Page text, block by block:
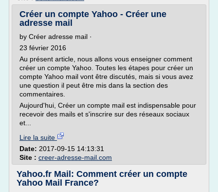
Créer un compte Yahoo - Créer une
adresse mail
by Créer adresse mail ·
23 février 2016
Au présent article, nous allons vous enseigner comment
créer un compte Yahoo. Toutes les étapes pour créer un
compte Yahoo mail vont être discutés, mais si vous avez
une question il peut être mis dans la section des
commentaires.
Aujourd'hui, Créer un compte mail est indispensable pour
recevoir des mails et s'inscrire sur des réseaux sociaux
et...
Lire la suite
Date: 2017-09-15 14:13:31
Site : creer-adresse-mail.com
Yahoo.fr Mail: Comment créer un compte
Yahoo Mail France?